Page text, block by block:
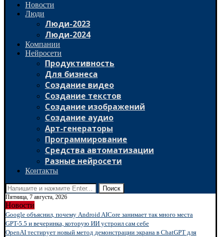
Новости
Люди
Люди-2023
Люди-2024
Компании
Нейросети
Продуктивность
Для бизнеса
Создание видео
Создание текстов
Создание изображений
Создание аудио
Арт-генераторы
Программирование
Средства автоматизации
Разные нейросети
Контакты
Поиск
Пятница, 7 августа, 2026
Новости
Google объяснил, почему Android AICore занимает так много места
GPT-5.5 и вечеринка, которую ИИ устроил сам себе
OpenAI тестирует новый метод демонстрации экрана в ChatGPT для